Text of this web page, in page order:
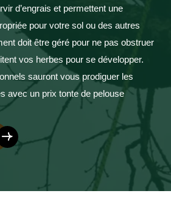
d’engrais et permettent une
pour votre sol ou des autres
doit être géré pour ne pas obstruer
vos herbes pour se développer.
sauront vous prodiguer les
avec un prix tonte de pelouse